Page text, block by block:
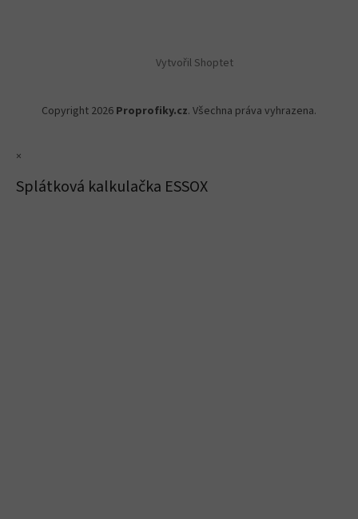
Vytvořil Shoptet
Copyright 2026 Proprofiky.cz. Všechna práva vyhrazena.
×
Splátková kalkulačka ESSOX